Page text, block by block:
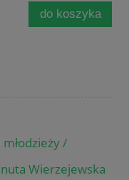
do koszyka
/
Wierzejewska